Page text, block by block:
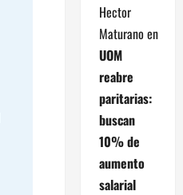
Hector
Maturano en
UOM
reabre
paritarias:
buscan
10% de
aumento
salarial